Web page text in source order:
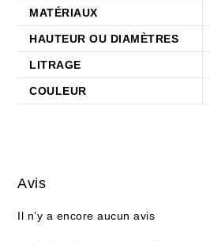
MATÉRIAUX
HAUTEUR OU DIAMÈTRES
LITRAGE
COULEUR
Avis
Il n’y a encore aucun avis